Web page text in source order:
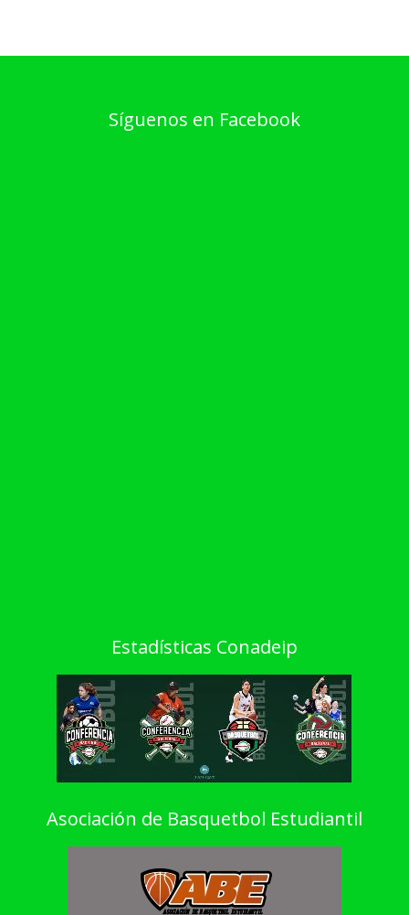
Síguenos en Facebook
Estadísticas Conadeip
Asociación de Basquetbol Estudiantil